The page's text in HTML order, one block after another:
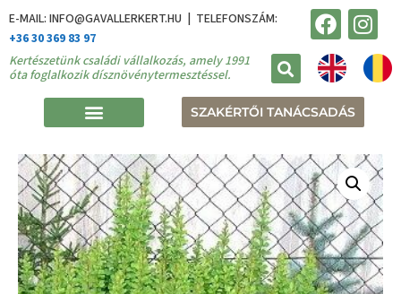
E-MAIL: INFO@GAVALLERKERT.HU | TELEFONSZÁM:
+36 30 369 83 97
Kertészetünk családi vállalkozás, amely 1991
óta foglalkozik dísznövénytermesztéssel.
SZAKÉRTŐI TANÁCSADÁS